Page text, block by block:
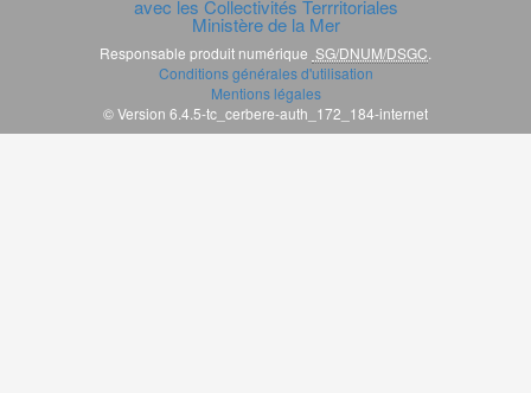
avec les Collectivités Terrritoriales
Ministère de la Mer
Responsable produit numérique SG/DNUM/DSGC.
Conditions générales d'utilisation
Mentions légales
© Version 6.4.5-tc_cerbere-auth_172_184-internet